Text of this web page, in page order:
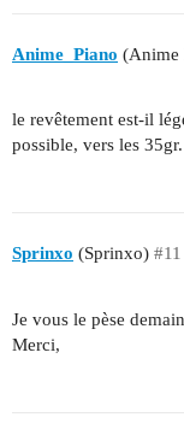
Anime_Piano (Anime
le revêtement est-il
possible, vers les 35gr.
Sprinxo (Sprinxo) #11
Je vous le pèse
Merci,